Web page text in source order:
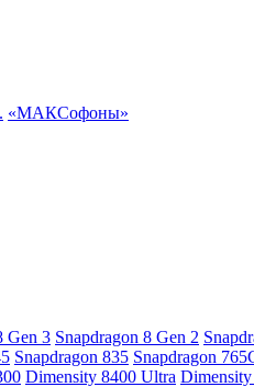
«МАКСофоны»
Gen 3 Snapdragon 8 Gen 2
Snapdragon 835 Snapdragon
Dimensity 8400 Ultra